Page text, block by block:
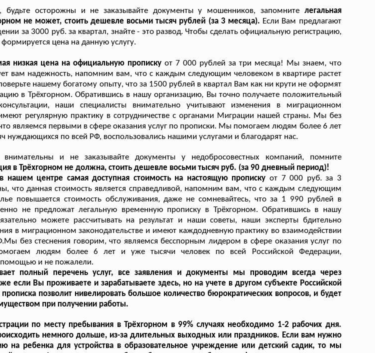
будьте осторожны и не заказывайте документы у мошенников, запомните легальная
не может, стоить дешевле восьми тысяч рублей (за 3 месяца). Если Вам предлагают
за 3000 руб. за квартал, знайте - это развод. Чтобы сделать официальную регистрацию,
цена на данную услугу.
низкая цена на официальную прописку от 7 000 рублей за три месяца! Мы знаем, что
вам надежность, напомним вам, что с каждым следующим человеком в квартире растет
нашему богатому опыту, что за 1500 рублей в квартал Вам как ни крути не оформят
в Трёхгорном. Обратившись в нашу организацию, Вы точно получаете положительный
наши специалисты внимательно учитывают изменения в миграционном
регулярную практику в сотрудничестве с органами Миграции нашей страны. Мы без
являемся первыми в сфере оказания услуг по прописки. Мы помогаем людям более 6 лет
нуждающихся по всей РФ, воспользовались нашими услугами и благодарят нас.
внимательны и не заказывайте документы у недобросовестных компаний, помните
в Трёхгорном не должна, стоить дешевле восьми тысяч руб. (за 90 дневный период)!
нашем центре самая доступная стоимость на настоящую прописку от 7 000 руб. за 3
что данная стоимость является справедливой, напомним вам, что с каждым следующим
повышается стоимость обслуживания, даже не сомневайтесь, что за 1 990 рублей в
не предложат легальную временную прописку в Трёхгорном. Обратившись в нашу
можете рассчитывать на результат и наши советы, наши эксперты бдительно
в миграционном законодательстве и имеют каждодневную практику во взаимодействии
без стеснения говорим, что являемся бесспорным лидером в сфере оказания услуг по
людям более 6 лет и уже тысячи человек по всей Российской Федерации,
помощью и не пожалели.
полный перечень услуг, все заявления и документы мы проводим всегда через
если Вы проживаете и зарабатываете здесь, но на учете в другом субъекте Российской
позволит нивелировать большое количество бюрократических вопросов, и будет
при получении работы.
по месту пребывания в Трёхгорном в 99% случаях необходимо 1-2 рабочих дня.
немного дольше, из-за длительных выходных или праздников. Если вам нужно
на ребенка для устройства в образовательное учреждение или детский садик, то мы